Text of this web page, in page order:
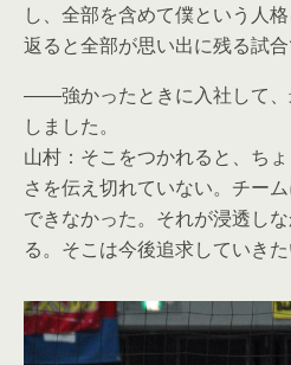
し、全部を含めて僕という人
返ると全部が思い出に残る試合
――強かったときに入社して、
しました。
山村：そこをつかれると、ち
さを伝え切れていない。チー
できなかった。それが浸透し
る。そこは今後追求していきた